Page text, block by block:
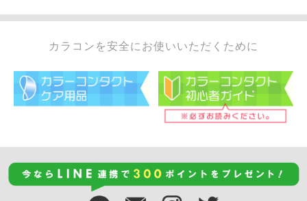
カラコンを安全にお使いいただくために